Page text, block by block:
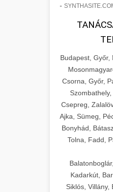
Teljes
küzdő
🎪 18.
Iránti
Technikák
drámai
🎮 19.
Meta
Fejlett AI-
🍞
🔪 21.
-
Budapest, Győr,
Csorna, Győr,
Csepreg,
Ajka, Sümeg,
Bonyhád,
Tolna, Fadd,
Kadarkút,
Siklós, Villány,